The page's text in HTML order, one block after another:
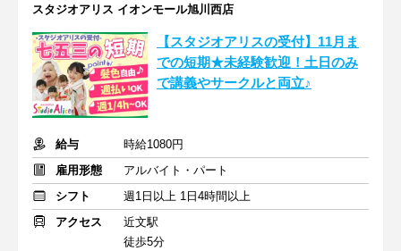
スタジオアリス イオンモール旭川西店
【スタジオアリスの受付】11月ま
での短期★未経験歓迎！土日のみ
で講義やサークルと両立♪
給与
時給1080円
雇用形態
アルバイト・パート
シフト
週1日以上 1日4時間以上
アクセス
近文駅
徒歩5分